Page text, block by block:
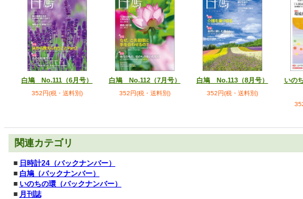
白鳩 No.111（6月号）
352円(税・送料別)
白鳩 No.112（7月号）
352円(税・送料別)
白鳩 No.113（8月号）
352円(税・送料別)
いの
関連カテゴリ
■ 日時計24（バックナンバー）
■ 白鳩（バックナンバー）
■ いのちの環（バックナンバー）
■ 月刊誌